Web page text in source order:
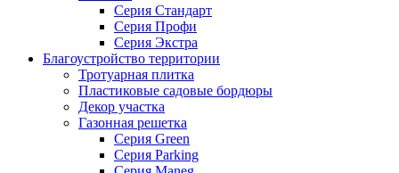
Серия Стандарт
Серия Профи
Серия Экстра
Благоустройство территории
Тротуарная плитка
Пластиковые садовые бордюры
Декор участка
Газонная решетка
Серия Green
Серия Parking